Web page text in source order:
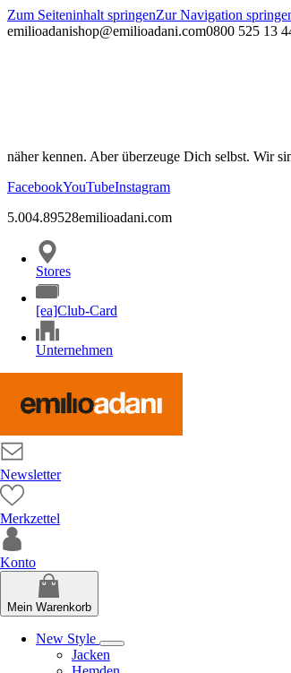
Zum Seiteninhalt springenZur Navigation
emilioadanishop@emilioadani.com0800 525 13
näher kennen. Aber überzeuge Dich selbst. Wir
FacebookYouTubeInstagram
5.004.89528emilioadani.com
Stores
[ea]Club-Card
Unternehmen
Newsletter
Merkzettel
Konto
Mein Warenkorb
New Style
Jacken